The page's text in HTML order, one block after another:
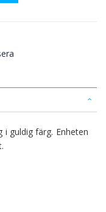
i guldig färg. Enheten